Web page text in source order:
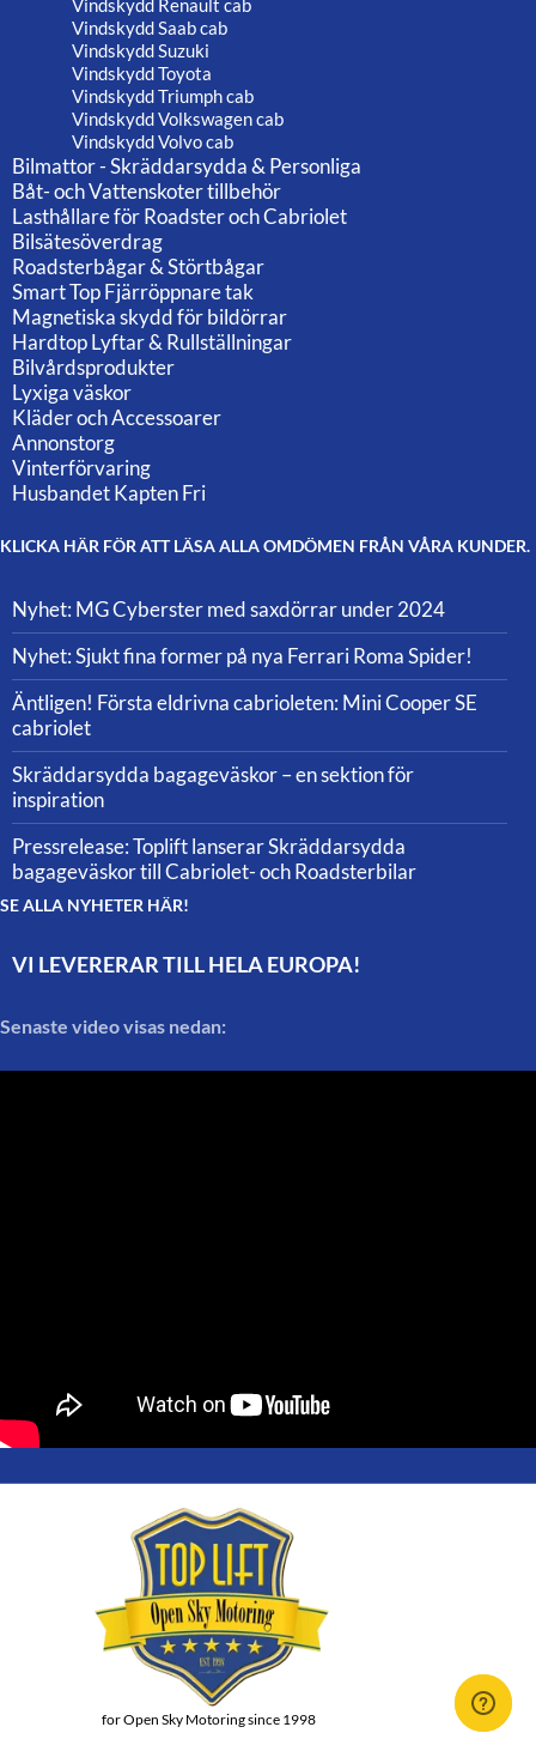
Vindskydd Renault cab
Vindskydd Saab cab
Vindskydd Suzuki
Vindskydd Toyota
Vindskydd Triumph cab
Vindskydd Volkswagen cab
Vindskydd Volvo cab
Bilmattor - Skräddarsydda & Personliga
Båt- och Vattenskoter tillbehör
Lasthållare för Roadster och Cabriolet
Bilsätesöverdrag
Roadsterbågar & Störtbågar
Smart Top Fjärröppnare tak
Magnetiska skydd för bildörrar
Hardtop Lyftar & Rullställningar
Bilvårdsprodukter
Lyxiga väskor
Kläder och Accessoarer
Annonstorg
Vinterförvaring
Husbandet Kapten Fri
KLICKA HÄR FÖR ATT LÄSA ALLA OMDÖMEN FRÅN VÅRA KUNDER.
Nyhet: MG Cyberster med saxdörrar under 2024
Nyhet: Sjukt fina former på nya Ferrari Roma Spider!
Äntligen! Första eldrivna cabrioleten: Mini Cooper SE
cabriolet
Skräddarsydda bagageväskor – en sektion för
inspiration
Pressrelease: Toplift lanserar Skräddarsydda
bagageväskor till Cabriolet- och Roadsterbilar
SE ALLA NYHETER HÄR!
VI LEVERERAR TILL HELA EUROPA!
Senaste video visas nedan:
for Open Sky Motoring since 1998